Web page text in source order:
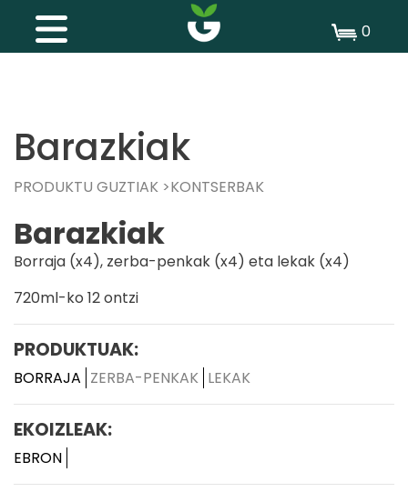
0
Barazkiak
PRODUKTU GUZTIAK KONTSERBAK
Barazkiak
Borraja (x4), zerba-penkak (x4) eta lekak (x4)
720ml-ko 12 ontzi
PRODUKTUAK:
BORRAJA ZERBA-PENKAK LEKAK
EKOIZLEAK:
EBRON